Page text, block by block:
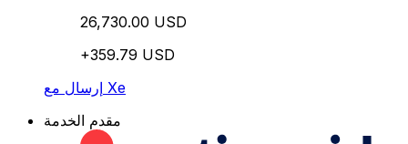
26,730.00 USD
+359.79 USD
إرسال مع Xe
مقدم الخدمة